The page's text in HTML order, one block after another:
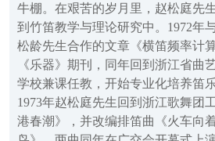
牛棚。在艰苦的岁月里，赵松庭先
到竹笛教学与理论研究中。1972年
松龄先生合作的文章《横笛频率计
《乐器》期刊，同年回到浙江省曲
学校兼课任教，开始专业化培养笛乐
1973年赵松庭先生回到浙江歌舞团
港春潮》，并改编排笛曲《火车向